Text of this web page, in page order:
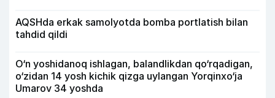
AQSHda erkak samolyotda bomba portlatish bilan
tahdid qildi
O‘n yoshidanoq ishlagan, balandlikdan qo‘rqadigan,
o‘zidan 14 yosh kichik qizga uylangan Yorqinxo‘ja
Umarov 34 yoshda